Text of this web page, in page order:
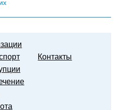
Контакты